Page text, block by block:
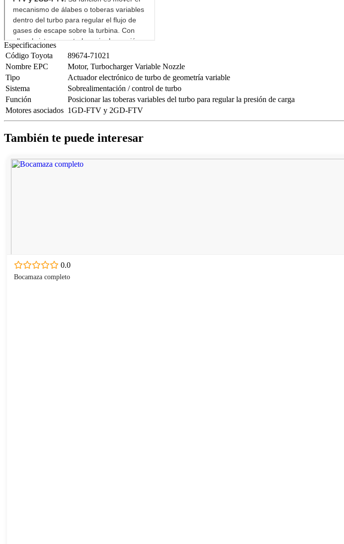
Especificaciones
Código Toyota
89674-71021
Nombre EPC
Motor, Turbocharger Variable Nozzle
Tipo
Actuador electrónico de turbo de geometría variable
Sistema
Sobrealimentación / control de turbo
Función
Posicionar las toberas variables del turbo para regular la presión de carga
Motores asociados 1GD-FTV y 2GD-FTV
También te puede interesar
0.0
Bocamaza completo